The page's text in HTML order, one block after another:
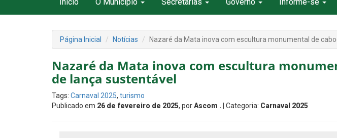
Página Inicial Notícias Nazaré da Mata inova com escultura monumental de
Nazaré da Mata inova com escultura
de lança sustentável
Tags: Carnaval 2025, turismo
Publicado em 26 de fevereiro de 2025, porAscom . | Categoria: Carnaval 2025